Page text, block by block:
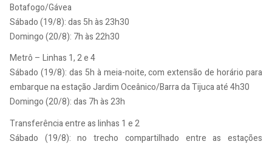
Botafogo/Gávea
Sábado (19/8): das 5h às 23h30
Domingo (20/8): 7h às 22h30
Metrô – Linhas 1, 2 e 4
Sábado (19/8): das 5h à meia-noite, com extensão de horário para
embarque na estação Jardim Oceânico/Barra da Tijuca até 4h30
Domingo (20/8): das 7h às 23h
Transferência entre as linhas 1 e 2
Sábado (19/8): no trecho compartilhado entre as estações